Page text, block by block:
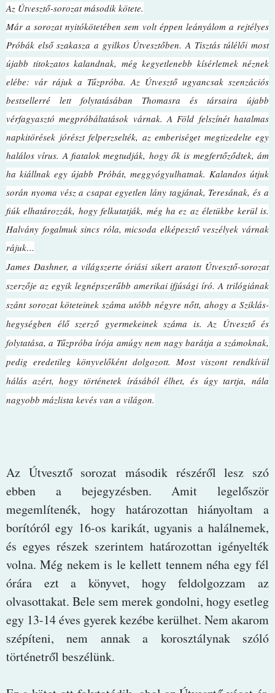
Az ​Útvesztő-sorozat második kötete.
Már a sorozat nyitókötetében sem volt éppen leányálom a rejtélyes
Próbák első szakasza a gyilkos Útvesztőben. A Tisztás túlélői most
újabb titokzatos kalandnak, még kegyetlenebb kísérletnek néznek
elébe: vár rájuk a Tűzpróba. Az Útvesztő ugyancsak szenzációs
bestsellerré lett folytatásában Thomasra és társaira újabb
vérfagyasztó megpróbáltatások várnak. A Föld felszínét hatalmas
napkitörések jórészt felperzselték, az emberiséget megtizedelte egy
halálos vírus. A fiatalok megtudják, hogy ők is megfertőződtek, ám
ha kiállnak egy újabb Próbát, meggyógyulhatnak. Kalandos útjuk
során nyoma vész a csapat egyetlen lány tagjának, Teresának, és a
fiúk elhatározzák, hogy felkutatják, még ha ez az életükbe kerül is.
Halvány fogalmuk sincs róla, micsoda elképesztő veszélyek várnak
rájuk…
James Dashner, a világszerte óriási sikert aratott Útvesztő-sorozat
szerzője az egyik legnépszerűbb amerikai ifjúsági író. A trilógiának
szánt sorozat köteteinek száma utóbb négyre nőtt, ahogy a Sziklás-
hegységben élő szerző gyermekeinek száma is. Az Útvesztő és
folytatása, a Tűzpróba írója amúgy nem nagy barátja a számoknak,
pedig eredetileg könyvelőként dolgozott. Most viszont rendkívül
hálás azért, hogy történetek írásából élhet, és úgy tartja, nála
nagyobb mázlista kevés van a világon.
Az Útvesztő sorozat második részéről lesz szó
ebben a bejegyzésben. Amit legelőször
megemlítenék, hogy határozottan hiányoltam a
borítóról egy 16-os karikát, ugyanis a halálnemek,
és egyes részek szerintem határozottan igényelték
volna. Még nekem is le kellett tennem néha egy fél
órára ezt a könyvet, hogy feldolgozzam az
olvasottakat. Bele sem merek gondolni, hogy esetleg
egy 13-14 éves gyerek kezébe kerülhet. Nem akarom
szépíteni, nem annak a korosztálynak szóló
történetről beszélünk.